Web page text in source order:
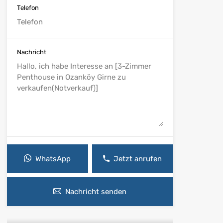
Telefon
Nachricht
WhatsApp Jetzt anrufen
Nachricht senden